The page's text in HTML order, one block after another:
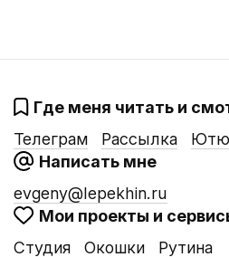
Где меня читать и
Телеграм
Рассылка
Написать мне
evgeny@lepekhin.ru
Мои проекты и
Студия
Окошки Рутина